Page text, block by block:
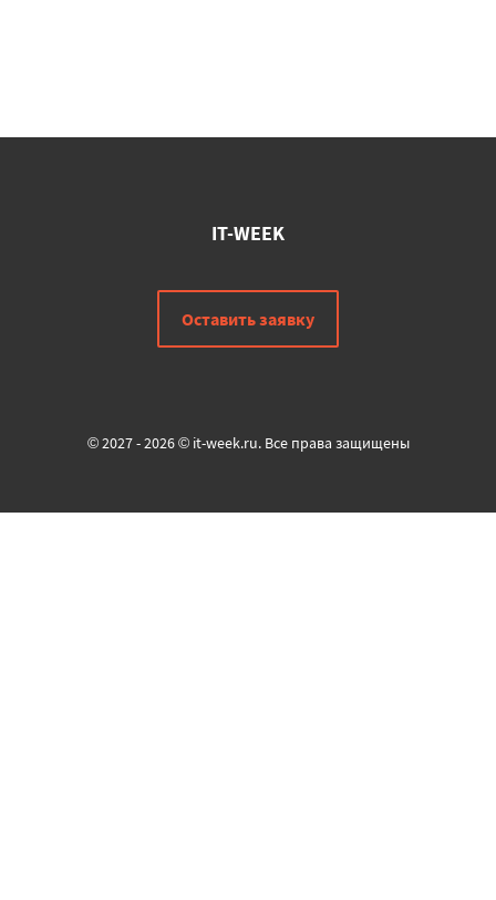
IT-WEEK
Оставить заявку
© 2027 - 2026 © it-week.ru. Все права защищены